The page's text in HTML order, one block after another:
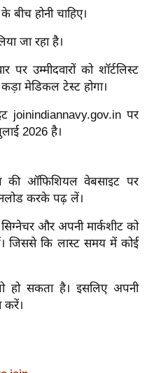
होनी चाहिए।
जा रहा है।
उम्मीदवारों को शॉर्टलिस्ट
मेडिकल टेस्ट होगा।
पर
2026 है।
की ऑफिशियल वेबसाइट पर
करके पढ़ लें।
और अपनी मार्कशीट को
जिससे कि लास्ट समय में कोई
हो सकता है। इसलिए अपनी
करें।